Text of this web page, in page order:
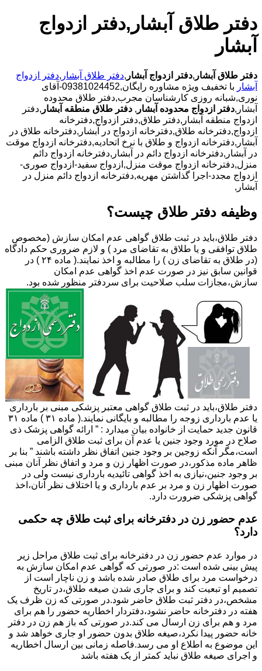
دفتر طلاق آبشار,دفتر ازدواج
آبشار
دفتر طلاق آبشار ,دفتر ازدواج آبشار ,دفتر طلاق آبشار ,دفتر ازدواج
آبشار
با تخفیف ویژه مشاوره رایگان,09381024452-آقای
نوری,شبانه روزی کارشناسان مجرب,دفتر طلاق محدوده
آبشار,دفتر ازدواج محدوده آبشار , دفتر طلاق منطقه آبشار ,دفتر
ازدواج منطقه آبشار,دفتر طلاق,دفتر ازدواج,دفترخانه
ازدواج,دفترخانه طلاق,دفترخانه ازدواج در آبشار,دفترخانه طلاق در
آبشار,دفترخانه ازدواج و طلاق با نرخ اتحادیه,دفترخانه ازدواج موقت
در آبشار,دفترخانه ازدواج دائم در آبشار,دفترخانه ازدواج دائم
منزل,دفترخانه ازدواج موقت منزل,ازدواج سفید-ازدواج صوری-
ازدواج مجدد-اجرا گذاشتن مهریه,دفترخانه ازدواج دائم منزل در
آبشار,
وظیفه دفتر طلاق چیست؟
دفتر طلاق،باید در ثبت طلاق گواهی عدم امکان سازش (مخصوص
طلاق توافقی و یا طلاق به تقاضای مرد ) و لازم ضروری حکم دادگاه
(در طلاق به تقاضای زن ) را مطالبه و اخذ نمایند.( ماده ۲۴ ) در
قوانین سابق نیز در صورت عدم اخذ گواهی عدم امکان
سازش،مجازات سلب صلاحیت برای سردفتر منظور شده بود.
دفتر طلاق،باید در ثبت طلاق گواهی معتبر پزشکی مبنی بر بارداری
یا عدم بارداری زوجه را مطالبه و بایگانی نمایند.( ماده ۳۱ ) ماده ۳۱
قانون جدید حمایت از خانواده بیان میدارد : ” ارائه گواهی پزشک ذی
صلاح در مورد وجود جنین یا عدم آن برای ثبت طلاق الزامی
است،مگر آنکه زوجین بر وجود جنین اتفاق نظر داشته باشند ” بنا بر
ظاهر ماده مذکور،در صورت اظهار زن و مرد و اتفاق نظر آنان مبنی
بر وجود جنین،نیازی به اخذ گواهی تائیدیه بارداری نیست ولی در
صورت اظهار زن و مرد بر عدم بارداری و یا اختلاف نظر آنان،اخذ
گواهی پزشکی ضرورت دارد.
عدم حضور زن در دفترخانه برای ثبت طلاق چه حکمی
دارد؟
در موارد عدم حضور زن در دفترخانه برای ثبت طلاق مراحل زیر
پیش بینی شده است :در صورتی که گواهی عدم امکان سازش به
درخواست مرد برای طلاق صادر شده باشد و زن ناچار است از
تصمیم او تبعیت کند و برای جاری شدن صیغه طلاق،در تاریخ
مشخص،در دفتر ثبت طلاق حاضر شود.در صورتی که زن ظرف یک
هفته در دفترخانه حاضر نشود،دفتردار اخطاریه حضور را هم برای
مرد و هم برای زن ارسال می کند.در صورتی که باز هم زن در دفتر
خانه حضور پیدا نکرد،صیغه طلاق بدون حضور او جاری خواهد شد و
این موضوع به اطلاع او می رسد.فاصله زمانی بین ارسال اخطاریه
و اجرای صیغه طلاق نباید کمتر از یک هفته باشد